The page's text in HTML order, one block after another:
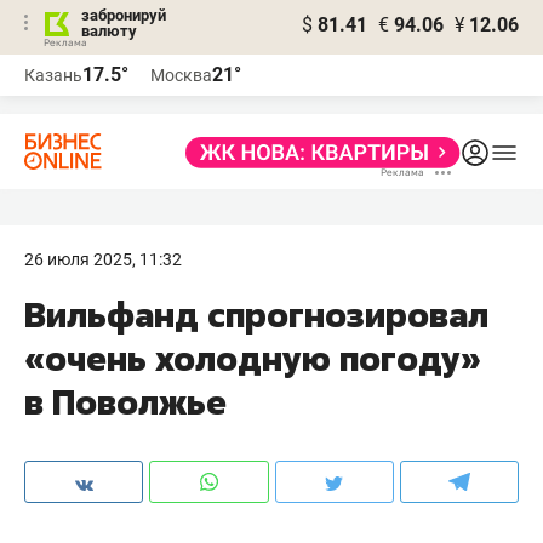
забронируй
валюту
$ 81.41 € 94.06 ¥ 12.06
Казань17.5° Москва21°
26 июля 2025, 11:32
Вильфанд спрогнозировал
«очень холодную погоду»
в Поволжье